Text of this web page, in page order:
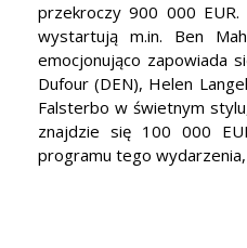
przekroczy 900 000 EUR.
wystartują m.in. Ben
emocjonująco zapowiada
Dufour (DEN), Helen
Falsterbo w świetnym
znajdzie się 100 000
programu tego